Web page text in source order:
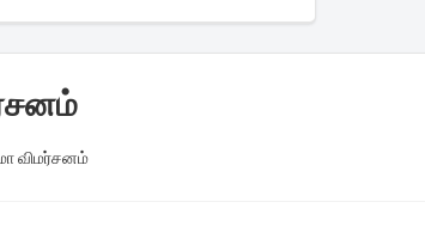
விமர்சனம்